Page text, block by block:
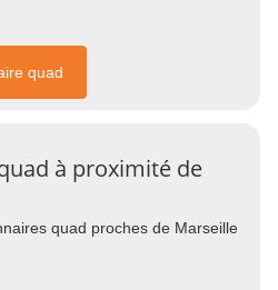
quad
à proximité de
quad proches de Marseille